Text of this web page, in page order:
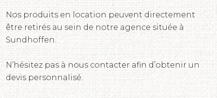
Nos produits en location peuvent directement
être retirés au sein de notre agence située à
Sundhoffen.
N’hésitez pas à nous contacter afin d’obtenir un
devis personnalisé.